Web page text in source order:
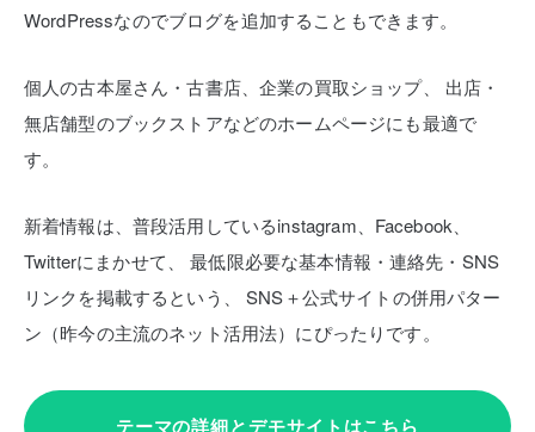
WordPressなのでブログを追加することもできます。
個人の古本屋さん・古書店、企業の買取ショップ、
出店・
無店舗型のブックストアなどのホームページにも最適で
す。
新着情報は、普段活用しているinstagram、Facebook、
Twitterにまかせて、
最低限必要な基本情報・連絡先・SNS
リンクを掲載するという、
SNS＋公式サイトの併用パター
ン（昨今の主流のネット活用法）にぴったりです。
テーマの詳細とデモサイトはこちら